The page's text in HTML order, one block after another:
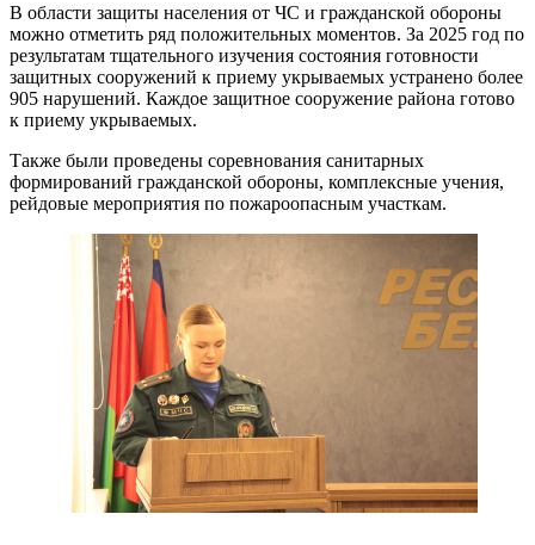
В области защиты населения от ЧС и гражданской обороны
можно отметить ряд положительных моментов. За 2025 год по
результатам тщательного изучения состояния готовности
защитных сооружений к приему укрываемых устранено более
905 нарушений. Каждое защитное сооружение района готово
к приему укрываемых.
Также были проведены соревнования санитарных
формирований гражданской обороны, комплексные учения,
рейдовые мероприятия по пожароопасным участкам.